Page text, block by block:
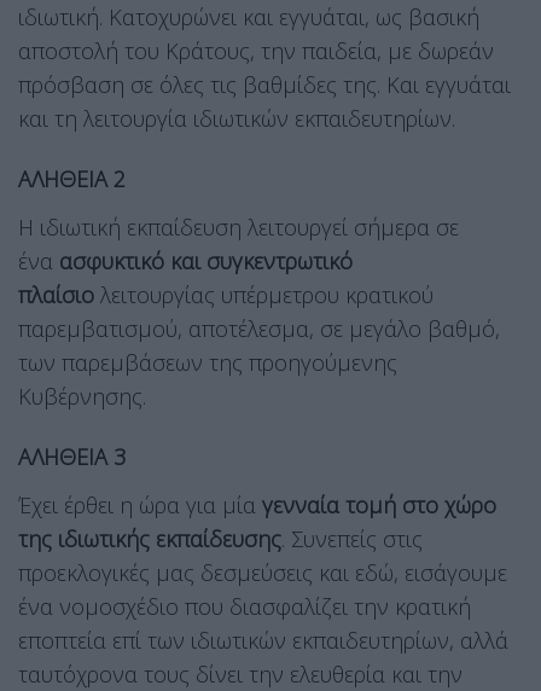
ιδιωτική. Κατοχυρώνει και εγγυάται, ως βασική
αποστολή του Κράτους, την παιδεία, με δωρεάν
πρόσβαση σε όλες τις βαθμίδες της. Και εγγυάται
και τη λειτουργία ιδιωτικών εκπαιδευτηρίων.
ΑΛΗΘΕΙΑ 2
Η ιδιωτική εκπαίδευση λειτουργεί σήμερα σε
ένα ασφυκτικό και συγκεντρωτικό
πλαίσιο λειτουργίας υπέρμετρου κρατικού
παρεμβατισμού, αποτέλεσμα, σε μεγάλο βαθμό,
των παρεμβάσεων της προηγούμενης
Κυβέρνησης.
ΑΛΗΘΕΙΑ 3
Έχει έρθει η ώρα για μία γενναία τομή στο χώρο
της ιδιωτικής εκπαίδευσης. Συνεπείς στις
προεκλογικές μας δεσμεύσεις και εδώ, εισάγουμε
ένα νομοσχέδιο που διασφαλίζει την κρατική
εποπτεία επί των ιδιωτικών εκπαιδευτηρίων, αλλά
ταυτόχρονα τους δίνει την ελευθερία και την